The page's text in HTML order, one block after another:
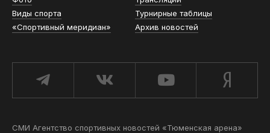
Виды спорта
Турнирные таблицы
«Спортивный меридиан»
Архив новостей
СМИ Агентство спортивных новостей «Тюменская арена»